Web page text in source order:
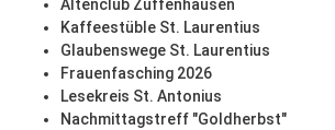
Altenclub Zuffenhausen
Kaffeestüble St. Laurentius
Glaubenswege St. Laurentius
Frauenfasching 2026
Lesekreis St. Antonius
Nachmittagstreff "Goldherbst"